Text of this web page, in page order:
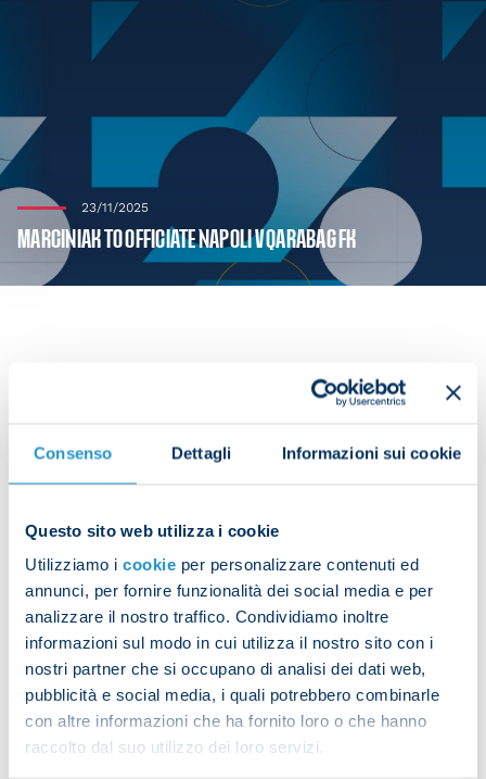
Consenso Dettagli Informazioni sui cookie
Questo sito web utilizza i cookie
Utilizziamo i cookie per personalizzare contenuti ed
annunci, per fornire funzionalità dei social media e per
analizzare il nostro traffico. Condividiamo inoltre
informazioni sul modo in cui utilizza il nostro sito con i
nostri partner che si occupano di analisi dei dati web,
pubblicità e social media, i quali potrebbero combinarle
con altre informazioni che ha fornito loro o che hanno
raccolto dal suo utilizzo dei loro servizi.
23/11/2025
MARCINIAK TO OFFICIATE NAPOLI V QARABAG FK
Polish referee Szymon Marciniak will officiate
Champions League League Phase, scheduled for
Tuesday 25 November at 21:00 CET.
He will be assisted by
Tomasz
Listkiewicz (POL) and Adam Kupsik . The
fourth official will be WojciechMyc (POL), while
Paulusvan Boekel(NED) and IvanBebek(CRO) will
be on VAR duty.
Napoli vs Qarabag 25-26